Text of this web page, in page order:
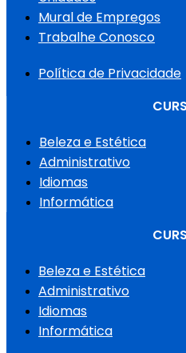
Mural de Empregos
Trabalhe Conosco
Política de Privacidade
Beleza e Estética
Administrativo
Idiomas
Informática
Beleza e Estética
Administrativo
Idiomas
Informática